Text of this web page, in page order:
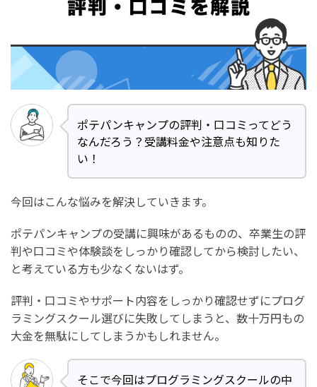
ポテパンキャンプの評判・口コミってどう
なんだろう？受講料金や注意点も知りた
い！
今回はこんな悩みを解決していきます。
ポテパンキャンプの受講に興味があるものの、卒業生の評
判や口コミや体験談をしっかり確認してから検討したい、
と考えている方も少なくないはず。
評判・口コミやサポート内容をしっかり確認せずにプログ
ラミングスクール選びに失敗してしまうと、数十万円もの
大金を無駄にしてしまうかもしれません。
そこで今回はプログラミングスクールの中